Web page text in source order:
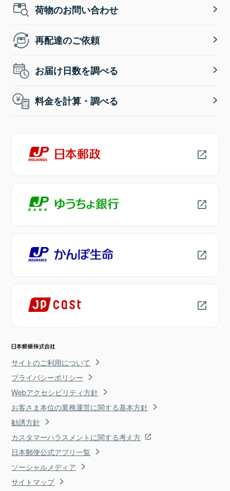
荷物のお問い合わせ
再配達のご依頼
お届け日数を調べる
料金を計算・調べる
サイトのご利用について
プライバシーポリシー
Webアクセシビリティ方針
お客さま本位の業務運営に関する基本方針
勧誘方針
カスタマーハラスメントに関する考え方
日本郵便公式アプリ一覧
ソーシャルメディア
サイトマップ